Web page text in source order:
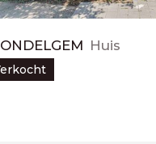
Huis